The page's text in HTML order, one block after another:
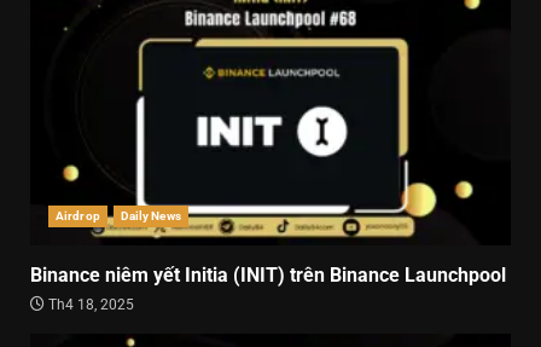
Airdrop Daily News
Binance niêm yết Initia (INIT) trên Binance Launchpool
Th4 18, 2025